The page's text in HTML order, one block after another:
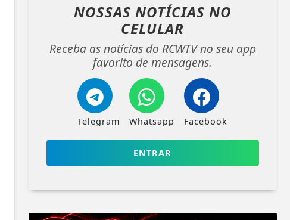
NOSSAS NOTÍCIAS NO
CELULAR
Receba as notícias do RCWTV no seu app
favorito de mensagens.
Telegram Whatsapp Facebook
ENTRAR